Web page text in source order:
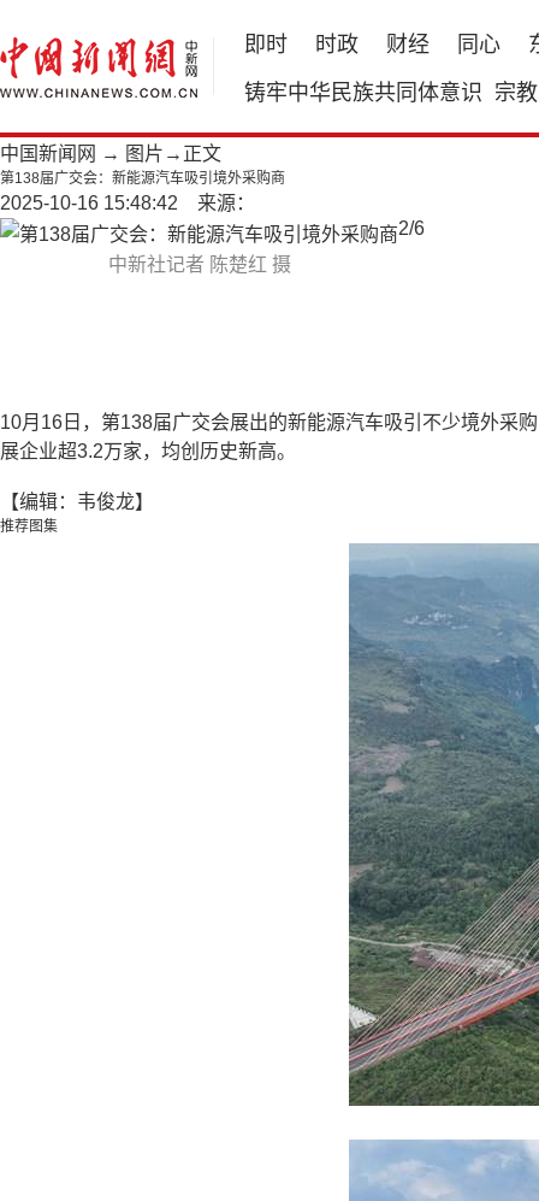
即时 时政 财经 同心
铸牢中华民族共同体意识 宗教
中国新闻网 → 图片 →正文
第138届广交会：新能源汽车吸引境外采购商
2025-10-16 15:48:42 来源：
中新社记者 陈楚红 摄
2/6
10月16日，第138届广交会展出的新能源汽车吸引不少境外采
展企业超3.2万家，均创历史新高。
【编辑：韦俊龙】
推荐图集